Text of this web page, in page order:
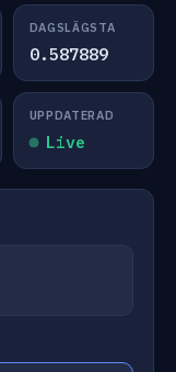
DAGSLÄGSTA
0.587889
UPPDATERAD
Live